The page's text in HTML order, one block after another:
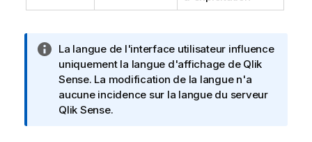
N
o
t
e
I
La langue de l'interface utilisateur influence
uniquement la langue d'affichage de Qlik
Sense. La modification de la langue n'a
aucune incidence sur la langue du serveur
Qlik Sense.